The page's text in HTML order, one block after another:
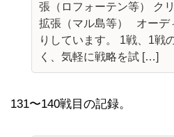
張（ロフォーテン等） ク
拡張（マル島等） オーデ
りしています。 1戦、1戦
く、気軽に戦略を試 […]
131〜140戦目の記録。